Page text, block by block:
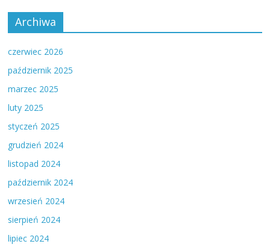
Archiwa
czerwiec 2026
październik 2025
marzec 2025
luty 2025
styczeń 2025
grudzień 2024
listopad 2024
październik 2024
wrzesień 2024
sierpień 2024
lipiec 2024